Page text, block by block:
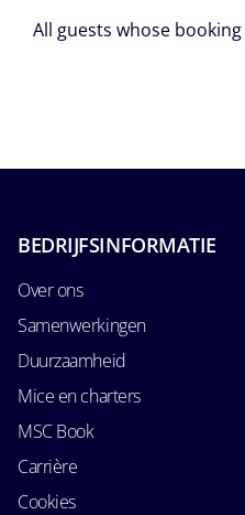
All guests whose
BEDRIJFSINFORMATIE
Over ons
Samenwerkingen
Duurzaamheid
Mice en charters
MSC Book
Carrière
Cookies